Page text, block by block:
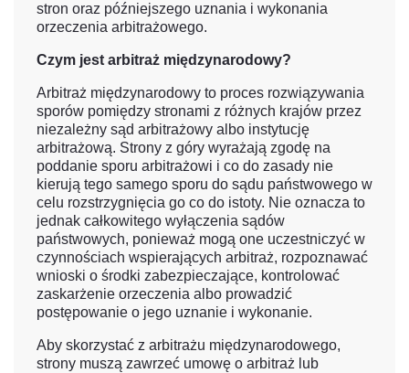
stron oraz późniejszego uznania i wykonania
orzeczenia arbitrażowego.
Czym jest arbitraż międzynarodowy?
Arbitraż międzynarodowy to proces rozwiązywania
sporów pomiędzy stronami z różnych krajów przez
niezależny sąd arbitrażowy albo instytucję
arbitrażową. Strony z góry wyrażają zgodę na
poddanie sporu arbitrażowi i co do zasady nie
kierują tego samego sporu do sądu państwowego w
celu rozstrzygnięcia go co do istoty. Nie oznacza to
jednak całkowitego wyłączenia sądów
państwowych, ponieważ mogą one uczestniczyć w
czynnościach wspierających arbitraż, rozpoznawać
wnioski o środki zabezpieczające, kontrolować
zaskarżenie orzeczenia albo prowadzić
postępowanie o jego uznanie i wykonanie.
Aby skorzystać z arbitrażu międzynarodowego,
strony muszą zawrzeć umowę o arbitraż lub